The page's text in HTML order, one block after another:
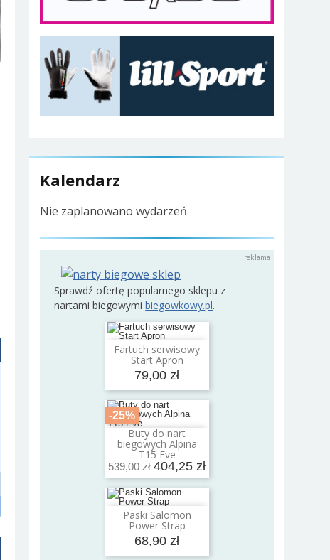
Kalendarz
Nie zaplanowano wydarzeń
Sprawdź ofertę popularnego sklepu z
nartami biegowymibiegowkowy.pl.
Fartuch serwisowy
Start Apron
79,00 zł
Dodaj do koszyka
-25%
Buty do nart
biegowych Alpina
T15 Eve
539,00 zł 404,25 zł
Dodaj do koszyka
Paski Salomon
Power Strap
68,90 zł
Dodaj do koszyka